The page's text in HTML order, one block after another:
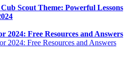
Scout Theme: Powerful Lessons
2024: Free Resources and Answers